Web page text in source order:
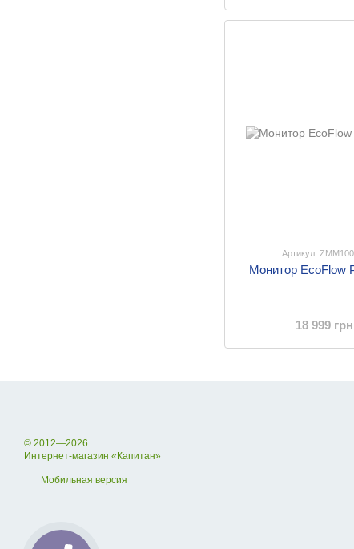
Артикул:
Монитор EcoFlow
18 999 грн
© 2012—2026
Интернет-магазин «Капитан»
Мобильная версия